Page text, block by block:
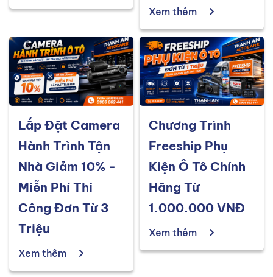
Xem thêm
Lắp Đặt Camera
Hành Trình Tận
Nhà Giảm 10% -
Miễn Phí Thi
Công Đơn Từ 3
Triệu
Xem thêm
Chương Trình
Freeship Phụ
Kiện Ô Tô Chính
Hãng Từ
1.000.000 VNĐ
Xem thêm